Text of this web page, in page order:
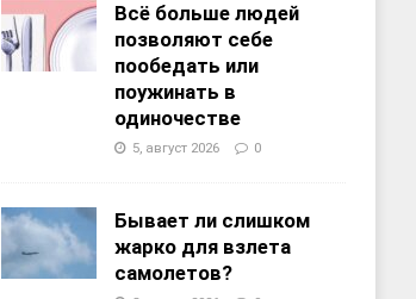
Всё больше людей
позволяют себе
пообедать или
поужинать в
одиночестве
5, август 2026 0
Бывает ли слишком
жарко для взлета
самолетов?